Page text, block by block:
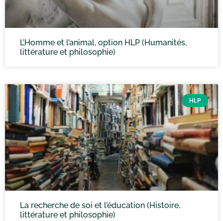
L’Homme et l’animal, option HLP (Humanités,
littérature et philosophie)
HLP
La recherche de soi et l’éducation (Histoire,
littérature et philosophie)